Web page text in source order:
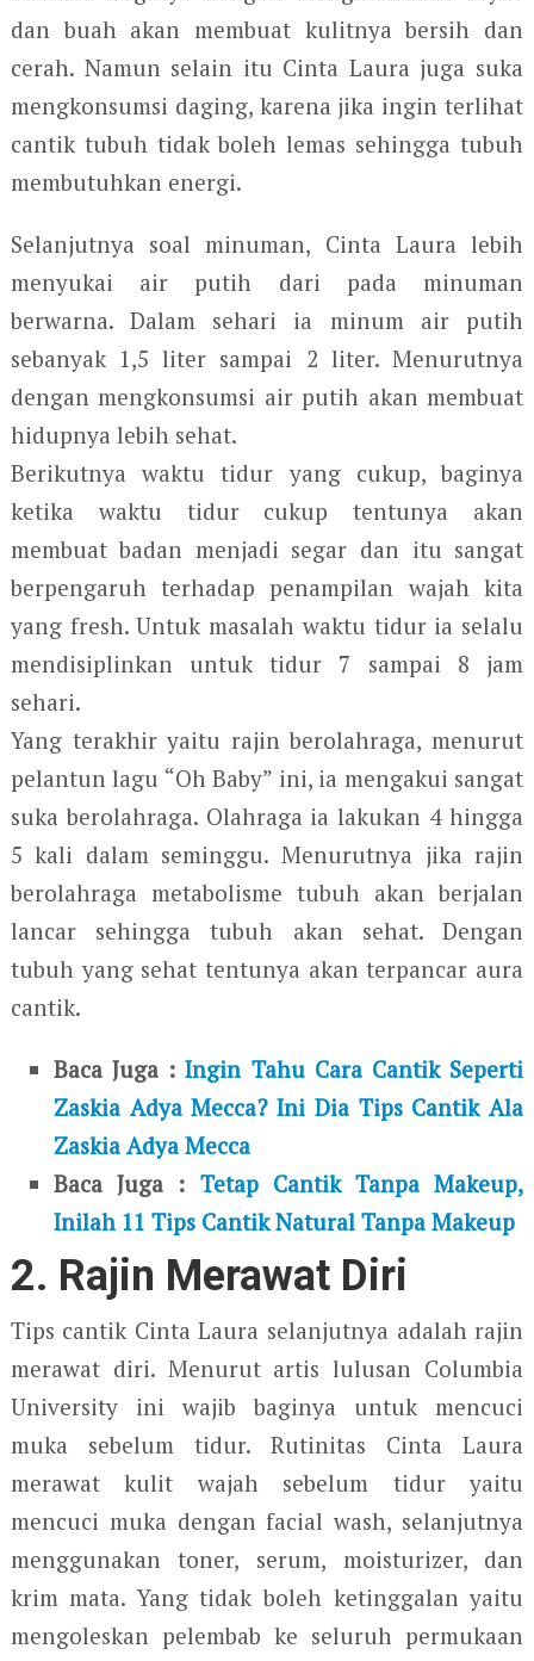
dan buah akan membuat kulitnya bersih dan
cerah. Namun selain itu Cinta Laura juga suka
mengkonsumsi daging, karena jika ingin terlihat
cantik tubuh tidak boleh lemas sehingga tubuh
membutuhkan energi.
Selanjutnya soal minuman, Cinta Laura lebih
menyukai air putih dari pada minuman
berwarna. Dalam sehari ia minum air putih
sebanyak 1,5 liter sampai 2 liter. Menurutnya
dengan mengkonsumsi air putih akan membuat
hidupnya lebih sehat.
Berikutnya waktu tidur yang cukup, baginya
ketika waktu tidur cukup tentunya akan
membuat badan menjadi segar dan itu sangat
berpengaruh terhadap penampilan wajah kita
yang fresh. Untuk masalah waktu tidur ia selalu
mendisiplinkan untuk tidur 7 sampai 8 jam
sehari.
Yang terakhir yaitu rajin berolahraga, menurut
pelantun lagu “Oh Baby” ini, ia mengakui sangat
suka berolahraga. Olahraga ia lakukan 4 hingga
5 kali dalam seminggu. Menurutnya jika rajin
berolahraga metabolisme tubuh akan berjalan
lancar sehingga tubuh akan sehat. Dengan
tubuh yang sehat tentunya akan terpancar aura
cantik.
Baca Juga :Ingin Tahu Cara Cantik Seperti
Zaskia Adya Mecca? Ini Dia Tips Cantik Ala
Zaskia Adya Mecca
Baca Juga : Tetap Cantik Tanpa Makeup,
Inilah 11 Tips Cantik Natural Tanpa Makeup
2. Rajin Merawat Diri
Tips cantik Cinta Laura selanjutnya adalah rajin
merawat diri. Menurut artis lulusan Columbia
University ini wajib baginya untuk mencuci
muka sebelum tidur. Rutinitas Cinta Laura
merawat kulit wajah sebelum tidur yaitu
mencuci muka dengan facial wash, selanjutnya
menggunakan toner, serum, moisturizer, dan
krim mata. Yang tidak boleh ketinggalan yaitu
mengoleskan pelembab ke seluruh permukaan